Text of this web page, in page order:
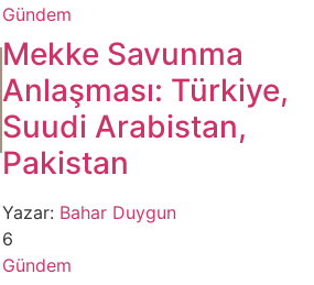
Gündem
Mekke Savunma
Anlaşması: Türkiye,
Suudi Arabistan,
Pakistan
Yazar: Bahar Duygun
6
Gündem